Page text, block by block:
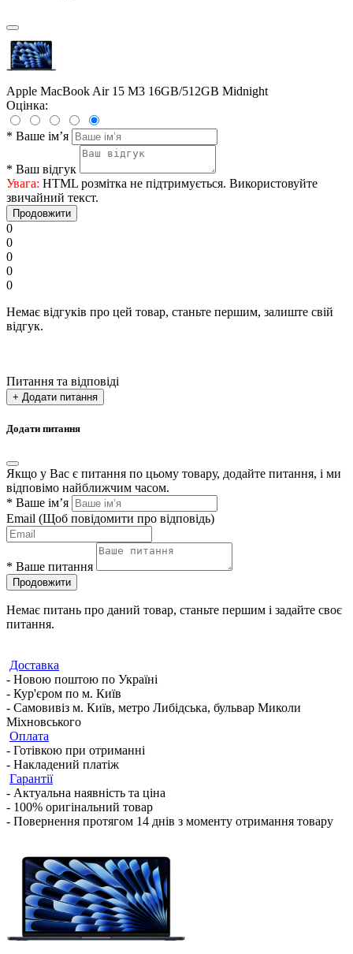
Apple MacBook Air 15 M3 16GB/512GB Midnight
Оцінка:
* Ваше ім’я
* Ваш відгук
Увага: HTML розмітка не підтримується. Використовуйте
звичайний текст.
Продовжити
0
0
0
0
0
Немає відгуків про цей товар, станьте першим, залиште свій
відгук.
Питання та відповіді
+ Додати питання
Додати питання
Якщо у Вас є питання по цьому товару, додайте питання, і ми
відповімо найближчим часом.
* Ваше ім’я
Email (Щоб повідомити про відповідь)
* Ваше питання
Продовжити
Немає питань про даний товар, станьте першим і задайте своє
питання.
Доставка
- Новою поштою по Україні
- Кур'єром по м. Київ
- Самовивіз м. Київ, метро Либідська, бульвар Миколи
Міхновського
Оплата
- Готівкою при отриманні
- Накладений платіж
Гарантії
- Актуальна наявність та ціна
- 100% оригінальний товар
- Повернення протягом 14 днів з моменту отримання товару